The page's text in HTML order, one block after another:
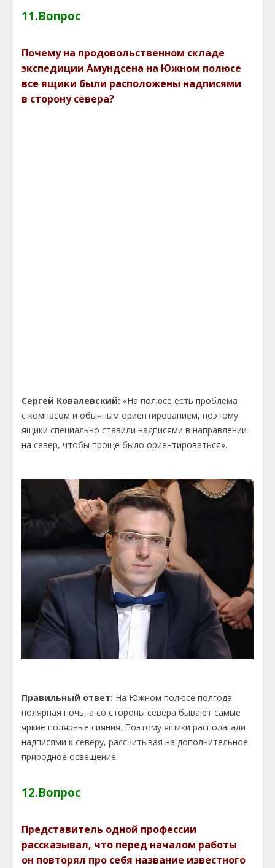
11.Вопрос
Почему на продовольственном складе
экспедиции Амундсена на Южном полюсе
все ящики были расположены надписями
в сторону севера?
Сергей Ковалевский: «На полюсе есть проблема
с компасом и обычным ориентированием, поэтому
ящики специально ставили надписями в направлении
на север, чтобы проще было ориентироваться».
Правильный ответ: На Южном полюсе полгода
полярная ночь, а со стороны севера бывают самые
яркие полярные сияния. Поэтому ящики располагали
надписями к северу, рассчитывая на дополнительное
природное освещение.
12.Вопрос
Представитель одной профессии
рассказывал, что перед началом работы
он повторял про себя название известного